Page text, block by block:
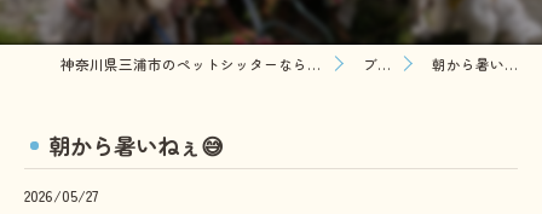
神奈川県三浦市のペットシッターならわんこといっしょ ブログ 朝から暑いねぇ😅
朝から暑いねぇ😅
2026/05/27